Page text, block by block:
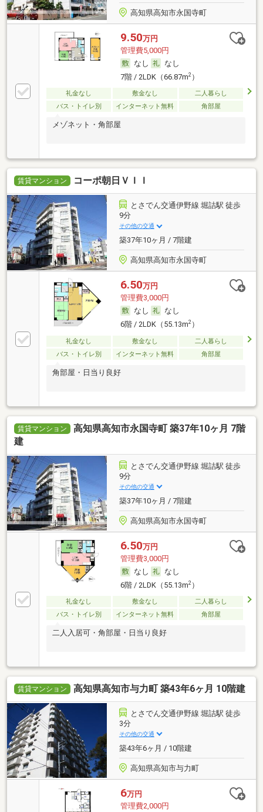
高知県高知市永国寺町
9.50万円
管理費5,000円
なし
なし
7階 / 2LDK（66.87m2）
礼金なし 敷金なし
二人暮らし
バス・トイレ別
インターネット無料 角部屋
メゾネット・角部屋
賃貸マンション コーポ朝日ＶＩＩ
とさでん交通伊野線 堀詰駅 徒歩
9分
その他の交通
築37年10ヶ月 / 7階建
高知県高知市永国寺町
6.50万円
管理費3,000円
なし
なし
6階 / 2LDK（55.13m2）
礼金なし 敷金なし
二人暮らし
バス・トイレ別
インターネット無料 角部屋
角部屋・日当り良好
賃貸マンション
高知県高知市永国寺町 築37年10ヶ月 7階
建
とさでん交通伊野線 堀詰駅 徒歩
9分
その他の交通
築37年10ヶ月 / 7階建
高知県高知市永国寺町
6.50万円
管理費3,000円
なし
なし
6階 / 2LDK（55.13m2）
礼金なし 敷金なし
二人暮らし
バス・トイレ別
インターネット無料 角部屋
二人入居可・角部屋・日当り良好
賃貸マンション 高知県高知市与力町 築43年6ヶ月 10階建
とさでん交通伊野線 堀詰駅 徒歩
3分
その他の交通
築43年6ヶ月 / 10階建
高知県高知市与力町
6万円
管理費2,000円